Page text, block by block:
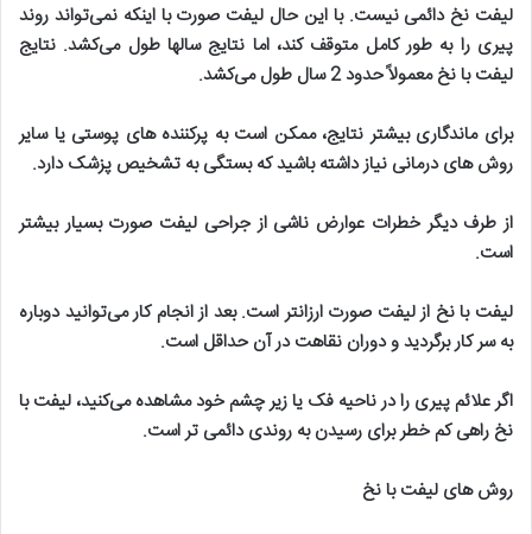
لیفت نخ دائمی نیست. با این حال لیفت صورت با اینکه نمی‌تواند روند
پیری را به طور کامل متوقف کند، اما نتایج سالها طول می‌کشد. نتایج
لیفت با نخ معمولاً حدود 2 سال طول می‌کشد
.
برای ماندگاری بیشتر نتایج، ممکن است به پرکننده های پوستی یا سایر
روش های درمانی نیاز داشته باشید که بستگی به تشخیص پزشک دارد.
از طرف دیگر خطرات عوارض ناشی از جراحی لیفت صورت بسیار بیشتر
است.
لیفت با نخ از لیفت صورت ارزانتر است. بعد از انجام کار می‌توانید دوباره
به سر کار برگردید و دوران نقاهت در آن حداقل است.
اگر علائم پیری را در ناحیه فک یا زیر چشم خود مشاهده می‌کنید، لیفت با
نخ راهی کم خطر برای رسیدن به روندی دائمی تر است.
روش های لیفت با نخ